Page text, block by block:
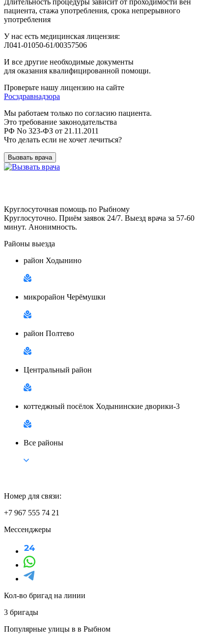
Длительность процедуры зависит от проходимости вен
пациента, стажа употребления, срока непрерывного
употребления
У нас есть медицинская лицензия:
Л041-01050-61/00357506
И все другие необходимые документы
для оказания квалифицированной помощи.
Проверьте нашу лицензию на сайте
Росздравнадзора
Мы работаем только по согласию пациента.
Это требование законодательства
РФ No 323-ФЗ от 21.11.2011
Что делать если не хочет лечиться?
Вызвать врача
Круглосуточная помощь по Рыбному
Круглосуточно. Приём заявок 24/7. Выезд врача за 57-60
минут. Анонимность.
Районы выезда
район Ходынино
микрорайон Черёмушки
район Полтево
Центральный район
коттеджный посёлок Ходынинские дворики-3
Все районы
Номер для связи:
+7 967 555 74 21
Мессенджеры
Кол-во бригад на линии
3 бригады
Популярные улицы в в Рыбном